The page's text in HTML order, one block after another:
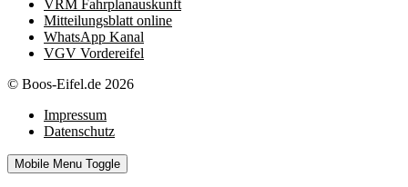
VRM Fahrplanauskunft
Mitteilungsblatt online
WhatsApp Kanal
VGV Vordereifel
© Boos-Eifel.de 2026
Impressum
Datenschutz
Mobile Menu Toggle